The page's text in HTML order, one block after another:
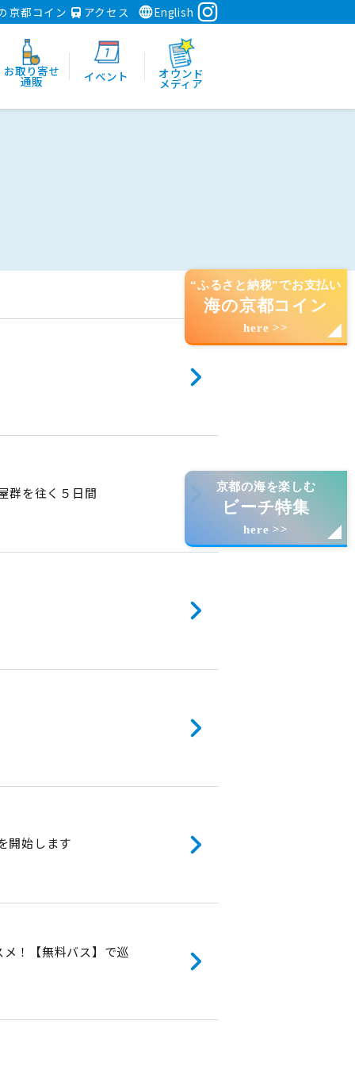
京都コイン アクセス English
お取り寄せ
通販 イベント オウンド
メディア
“ふるさと納税”でお支払い
海の京都コイン
here >>
京都の海を楽しむ
ビーチ特集
here >>
群を往く５日間
開始します
！【無料バス】で巡